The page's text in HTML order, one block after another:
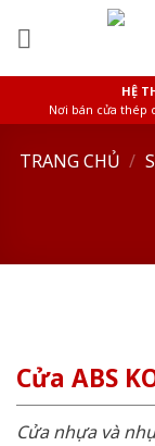
HỆ
Nơi bán cửa thép
TRANG CHỦ /
Cửa ABS
Cửa nhựa và